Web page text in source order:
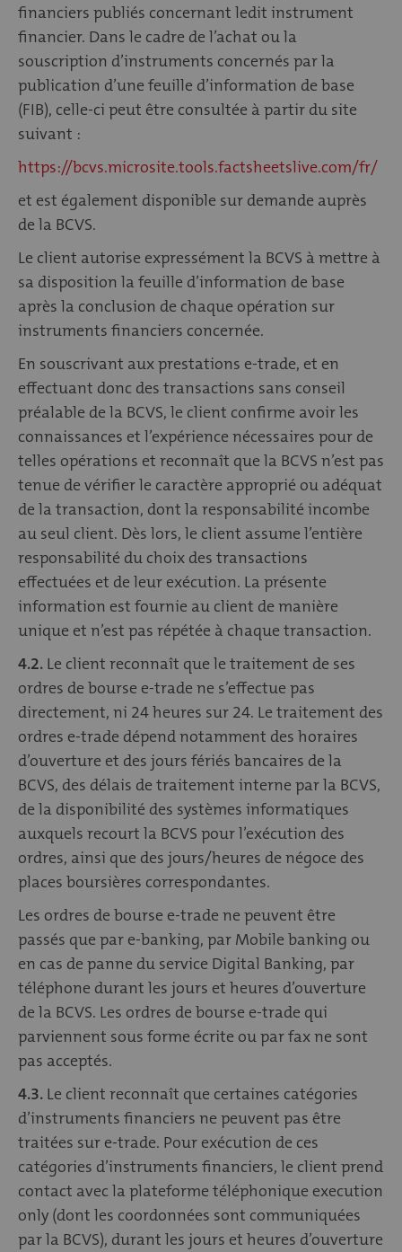
financiers publiés concernant ledit instrument
financier. Dans le cadre de l’achat ou la
souscription d’instruments concernés par la
publication d’une feuille d’information de base
(FIB), celle-ci peut être consultée à partir du site
suivant :
https://bcvs.microsite.tools.factsheetslive.com/fr/
et est également disponible sur demande auprès
de la BCVS.
Le client autorise expressément la BCVS à mettre à
sa disposition la feuille d’information de base
après la conclusion de chaque opération sur
instruments financiers concernée.
En souscrivant aux prestations e-trade, et en
effectuant donc des transactions sans conseil
préalable de la BCVS, le client confirme avoir les
connaissances et l’expérience nécessaires pour de
telles opérations et reconnaît que la BCVS n’est pas
tenue de vérifier le caractère approprié ou adéquat
de la transaction, dont la responsabilité incombe
au seul client. Dès lors, le client assume l’entière
responsabilité du choix des transactions
effectuées et de leur exécution. La présente
information est fournie au client de manière
unique et n’est pas répétée à chaque transaction.
4.2. Le client reconnaît que le traitement de ses
ordres de bourse e-trade ne s’effectue pas
directement, ni 24 heures sur 24. Le traitement des
ordres e-trade dépend notamment des horaires
d’ouverture et des jours fériés bancaires de la
BCVS, des délais de traitement interne par la BCVS,
de la disponibilité des systèmes informatiques
auxquels recourt la BCVS pour l’exécution des
ordres, ainsi que des jours/heures de négoce des
places boursières correspondantes.
Les ordres de bourse e-trade ne peuvent être
passés que par e-banking, par Mobile banking ou
en cas de panne du service Digital Banking, par
téléphone durant les jours et heures d’ouverture
de la BCVS. Les ordres de bourse e-trade qui
parviennent sous forme écrite ou par fax ne sont
pas acceptés.
4.3. Le client reconnaît que certaines catégories
d’instruments financiers ne peuvent pas être
traitées sur e-trade. Pour exécution de ces
catégories d’instruments financiers, le client prend
contact avec la plateforme téléphonique execution
only (dont les coordonnées sont communiquées
par la BCVS), durant les jours et heures d’ouverture